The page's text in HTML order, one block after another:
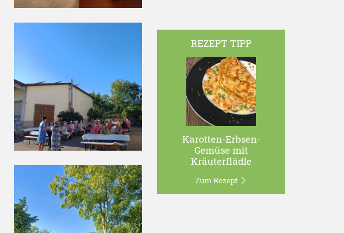
REZEPT TIPP
Karotten-Erbsen-
Gemüse mit
Kräuterflädle
Zum Rezept